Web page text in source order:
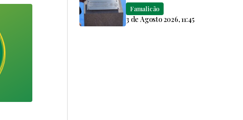
Famalicão
3 de Agosto 2026, 11:45